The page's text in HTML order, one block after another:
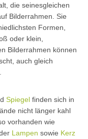
die seinesgleichen
Bilderrahmen. Sie
Formen,
oder klein,
Bilderrahmen können
auch gleich
Spiegel finden sich in
nicht länger kahl
vorhanden wie
Lampen sowie Kerz